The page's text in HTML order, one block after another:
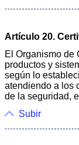
Artículo 20.
El Organismo de
productos y
según lo
atendiendo a los
de la seguridad,
Subir